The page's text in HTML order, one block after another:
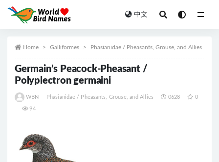
中文
Home Galliformes Phasianidae / Pheasants, Grouse, and Allies
Germain’s Peacock-Pheasant /
Polyplectron germaini
WBN Phasianidae / Pheasants, Grouse, and Allies 0628 0
94